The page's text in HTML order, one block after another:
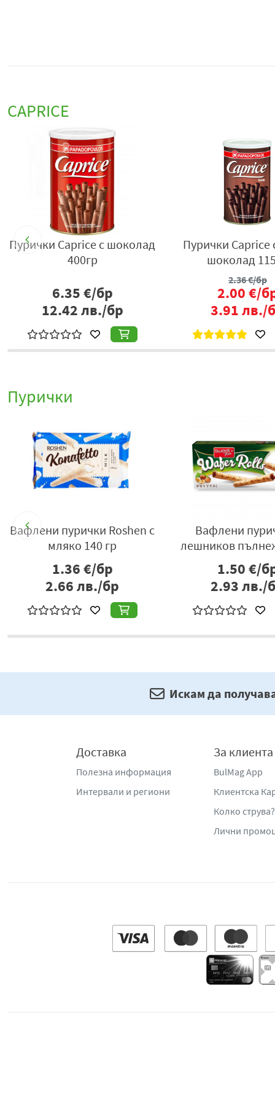
CAPRICE
Пурички Caprice с шоколад
400гр
6.35€/бр
12.42лв./бр
Пурички Caprice
шоколад
2.36€/бр
2.00€/
3.91лв./
Пурички
Вафлени пурички Roshen с
мляко 140 гр
1.36€/бр
2.66лв./бр
Вафлени
лешников
1.50€/
2.93лв./
Искам да
Доставка
Полезна информация
Интервали и региони
За клиента
BulMag App
Клиентска
Колко струва?
Лични